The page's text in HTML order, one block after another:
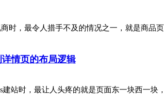
时，最令人措手不及的情况之一，就是商品
情页的布局逻辑
建站时，最让人头疼的就是页面东一块西一